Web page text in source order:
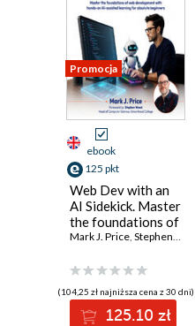
Promocja
ebook
125 pkt
Web Dev with an
AI Sidekick. Master
the foundations of
web development
assisted learning
for absolute
beginners
Mark J. Price Stephen Wood
(104,25 zł najniższa cena z 30 dni)
125.10 zł